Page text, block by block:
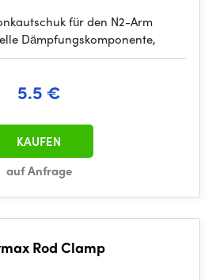
für den N2-Arm
Dämpfungskomponente,
5.5 €
auf Anfrage
KAUFEN
Rod Clamp